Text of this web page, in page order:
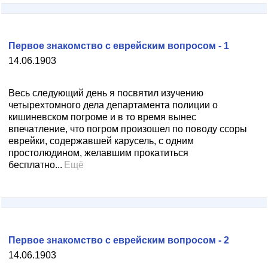
14.06.1903
Первое знакомство с еврейским вопросом - 1
Весь следующий день я посвятил изучению
четырехтомного дела департамента полиции о
кишиневском погроме и в то время вынес
впечатление, что погром произошел по поводу ссоры
еврейки, содержавшей карусель, с одним
простолюдином, желавшим прокатиться
бесплатно... Ещё
14.06.1903
Первое знакомство с еврейским вопросом - 2